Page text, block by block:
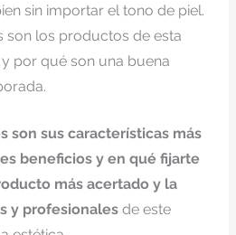
sin importar el tono de piel.
son los productos de esta
por qué son una buena
son sus características más
beneficios y en qué fijarte
más acertado y la
y profesionales de este